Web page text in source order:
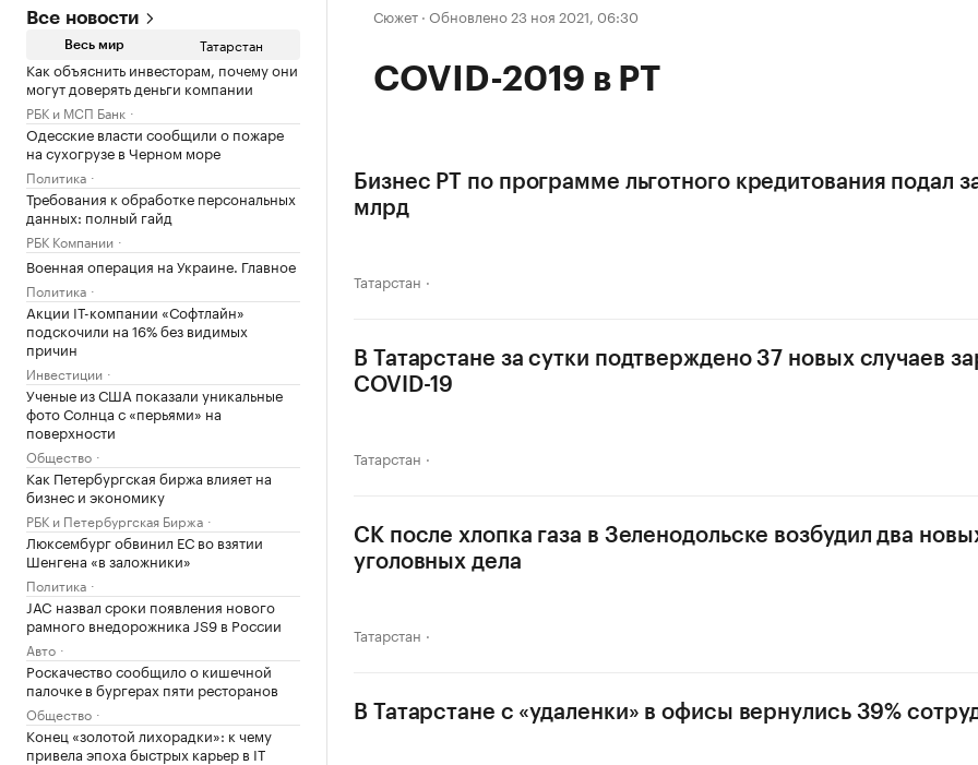
Все новости
Весь мир Татарстан
Как объяснить инвесторам, почему они
могут доверять деньги компании
РБК и МСП Банк
Одесские власти сообщили о пожаре
на сухогрузе в Черном море
Политика
Требования к обработке персональных
данных: полный гайд
РБК Компании
Военная операция на Украине. Главное
Политика
Акции IT-компании «Софтлайн»
подскочили на 16% без видимых
причин
Инвестиции
Ученые из США показали уникальные
фото Солнца с «перьями» на
поверхности
Общество
Как Петербургская биржа влияет на
бизнес и экономику
РБК и Петербургская Биржа
Люксембург обвинил ЕС во взятии
Шенгена «в заложники»
Политика
JAC назвал сроки появления нового
рамного внедорожника JS9 в России
Авто
Роскачество сообщило о кишечной
палочке в бургерах пяти ресторанов
Общество
Конец «золотой лихорадки»: к чему
привела эпоха быстрых карьер в IT
Сюжет · Обновлено 23 ноя 2021, 06:30
COVID-2019 в РТ
Бизнес РТ по программе льготного кредитования подал
млрд
Татарстан
В Татарстане за сутки подтверждено 37 новых случаев
COVID-19
Татарстан
СК после хлопка газа в Зеленодольске возбудил два
уголовных дела
Татарстан
В Татарстане с «удаленки» в офисы вернулись 39%